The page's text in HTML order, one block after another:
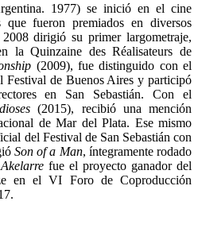
1977) se inició en el cine
que fueron premiados en diversos
dirigió su primer largometraje,
la Quinzaine des Réalisateurs de
(2009), fue distinguido con el
de Buenos Aires y participó
en San Sebastián. Con el
(2015), recibió una mención
de Mar del Plata. Ese mismo
del Festival de San Sebastián con
Son of a Man, íntegramente rodado
Akelarrefue el proyecto ganador del
en el VI Foro de Coproducción